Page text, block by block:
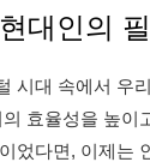
대인의
시대 속에서 우
효율성을 높이
었다면, 이제는